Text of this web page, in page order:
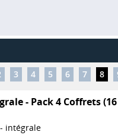
3 4 5 6 7 8
- Pack 4 Coffrets (16
intégrale